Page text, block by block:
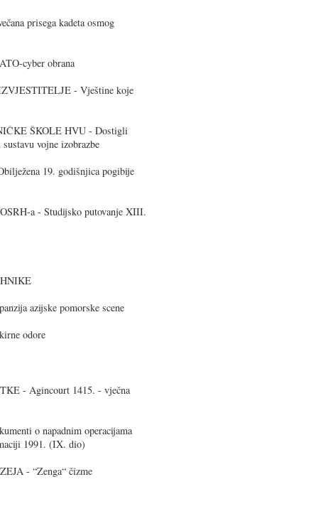
prisega kadeta osmog
cyber obrana
- Vještine koje
ŠKOLE HVU - Dostigli
vojne izobrazbe
19. godišnjica pogibije
a - Studijsko putovanje XIII.
azijske pomorske scene
odore
- Agincourt 1415. - vječna
o napadnim operacijama
1991. (IX. dio)
- “Zenga“ čizme